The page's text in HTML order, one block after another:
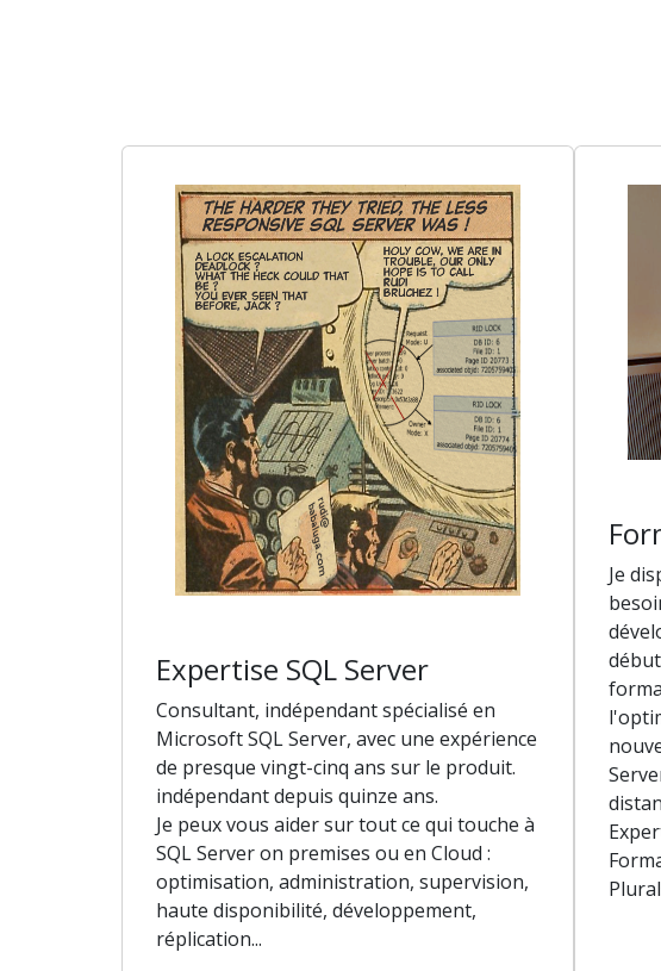
Expertise SQL Server
Consultant, indépendant spécialisé en
Microsoft SQL Server, avec une expérience
de presque vingt-cinq ans sur le produit.
indépendant depuis quinze ans.
Je peux vous aider sur tout ce qui touche à
SQL Server on premises ou en Cloud :
optimisation, administration, supervision,
haute disponibilité, développement,
réplication...
Je